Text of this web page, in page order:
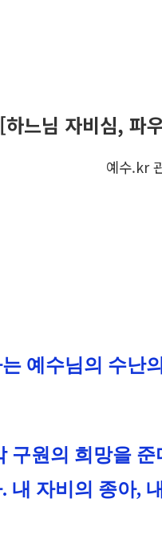
느님 자비심, 파
예수.kr
예수님의 수난
원의 희망을
내 자비의 종아,